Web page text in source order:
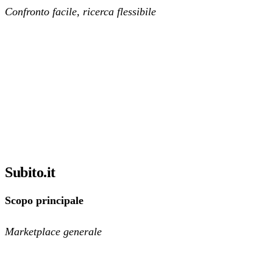
Confronto facile, ricerca flessibile
Subito.it
Scopo principale
Marketplace generale